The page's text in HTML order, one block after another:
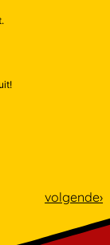
volgende›